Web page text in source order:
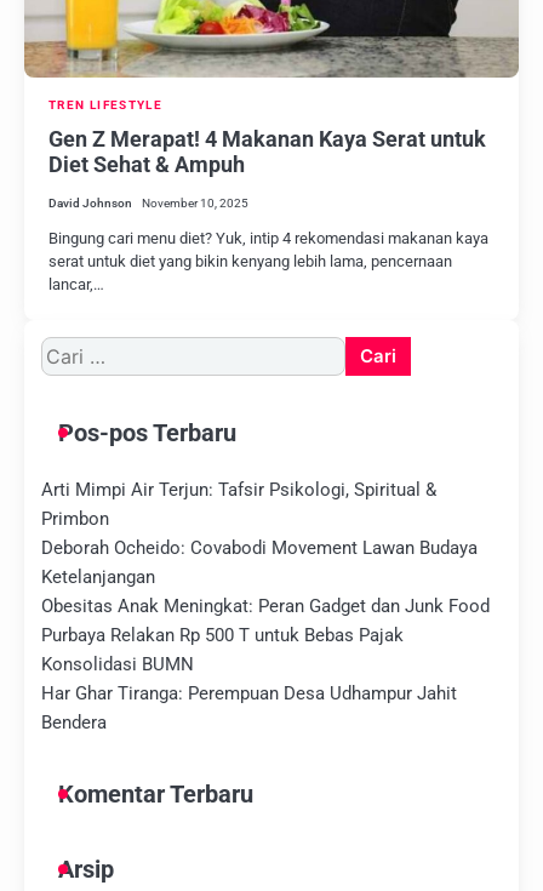
TREN LIFESTYLE
Gen Z Merapat! 4 Makanan Kaya Serat untuk
Diet Sehat & Ampuh
David Johnson November 10, 2025
Bingung cari menu diet? Yuk, intip 4 rekomendasi makanan kaya
serat untuk diet yang bikin kenyang lebih lama, pencernaan
lancar,…
Cari
untuk:
Pos-pos Terbaru
Arti Mimpi Air Terjun: Tafsir Psikologi, Spiritual &
Primbon
Deborah Ocheido: Covabodi Movement Lawan Budaya
Ketelanjangan
Obesitas Anak Meningkat: Peran Gadget dan Junk Food
Purbaya Relakan Rp 500 T untuk Bebas Pajak
Konsolidasi BUMN
Har Ghar Tiranga: Perempuan Desa Udhampur Jahit
Bendera
Komentar Terbaru
Arsip